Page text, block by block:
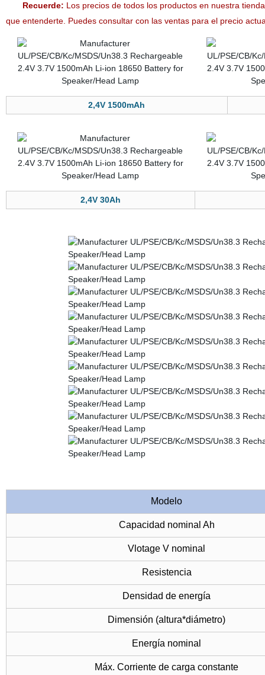
Recuerde: Los precios de todos los productos en nuestra
que entenderte. Puedes consultar con las ventas para el precio
2,4V 1500mAh
2,4V 30Ah
Modelo
Capacidad nominal Ah
Vlotage V nominal
Resistencia
Densidad de energía
Dimensión (altura*diámetro)
Energía nominal
Máx. Corriente de carga constante